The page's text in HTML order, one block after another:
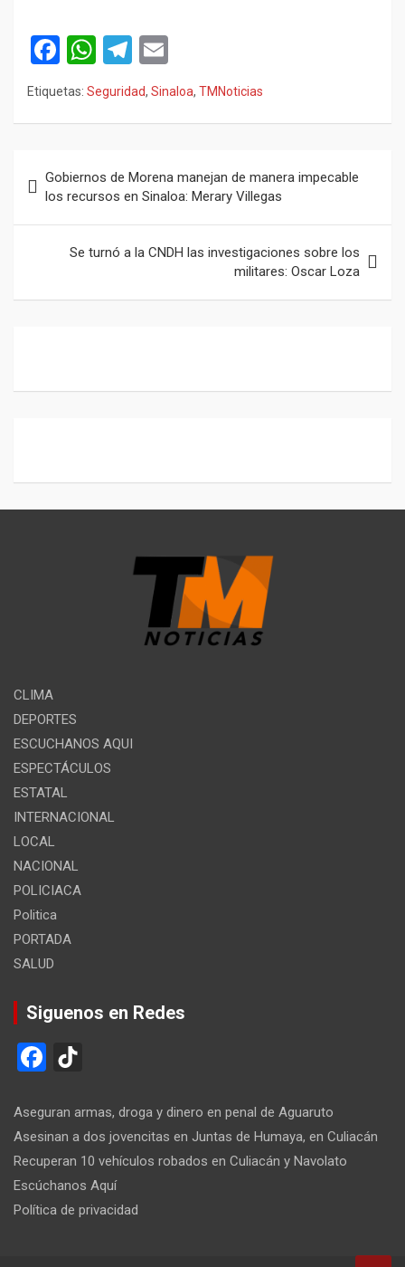
F
a
ce
o
o
k
W
at
A
p
p
T
el
e
a
m
m
ail
Etiquetas: Seguridad, Sinaloa, TMNoticias
de
entradas
Gobiernos de Morena manejan de manera impecable
los recursos en Sinaloa: Merary Villegas
Se turnó a la CNDH las investigaciones sobre los
militares: Oscar Loza
CLIMA
DEPORTES
ESCUCHANOS AQUI
ESPECTÁCULOS
ESTATAL
INTERNACIONAL
LOCAL
NACIONAL
POLICIACA
Politica
PORTADA
SALUD
Siguenos en Redes
F
ce
b
o
o
T
o
k
Aseguran armas, droga y dinero en penal de Aguaruto
Asesinan a dos jovencitas en Juntas de Humaya, en Culiacán
Recuperan 10 vehículos robados en Culiacán y Navolato
Escúchanos Aquí
Política de privacidad